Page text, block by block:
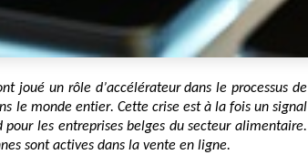
joué un rôle d’accélérateur dans le processus de
le monde entier. Cette crise est à la fois un signal
les entreprises belges du secteur alimentaire.
sont actives dans la vente en ligne.